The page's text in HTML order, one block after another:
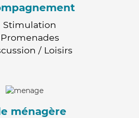
Stimulation
Promenades
/ Loisirs
ménagère